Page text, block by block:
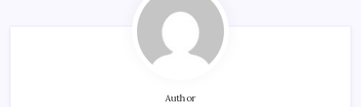
Author